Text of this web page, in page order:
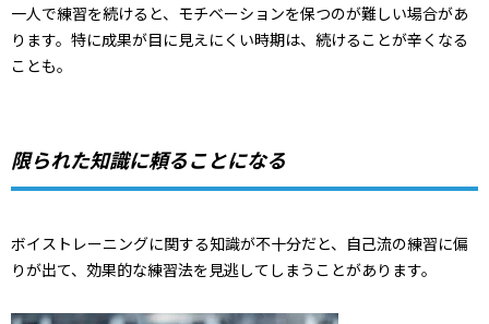
一人で練習を続けると、モチベーションを保つのが難しい場合があ
ります。特に成果が目に見えにくい時期は、続けることが辛くなる
ことも。
限られた知識に頼ることになる
ボイストレーニングに関する知識が不十分だと、自己流の練習に偏
りが出て、効果的な練習法を見逃してしまうことがあります。